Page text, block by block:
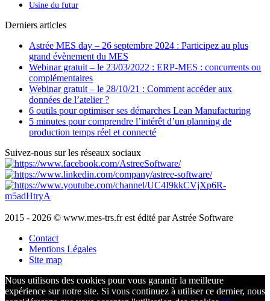
Usine du futur
Derniers articles
Astrée MES day – 26 septembre 2024 : Participez au plus
grand évènement du MES
Webinar gratuit – le 23/03/2022 : ERP-MES : concurrents ou
complémentaires
Webinar gratuit – le 28/10/21 : Comment accéder aux
données de l’atelier ?
6 outils pour optimiser ses démarches Lean Manufacturing
5 minutes pour comprendre l’intérêt d’un planning de
production temps réel et connecté
Suivez-nous sur les réseaux sociaux
2015 - 2026 © www.mes-trs.fr est édité par Astrée Software
Contact
Mentions Légales
Site map
Nous utilisons des cookies pour vous garantir la meilleure
expérience sur notre site. Si vous continuez à utiliser ce dernier, nous